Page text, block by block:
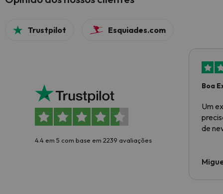
Trustpilot Esquiades.com
4.4 em 5 com base em 2239 avaliações
Boa
Um
de